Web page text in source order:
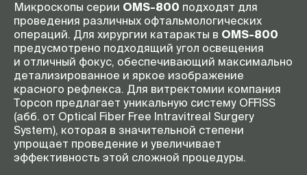
Микроскопы серии OMS-800 подходят для
проведения различных офтальмологических
операций. Для хирургии катаракты в OMS-800
предусмотрено подходящий угол освещения
и отличный фокус, обеспечивающий максимально
детализированное и яркое изображение
красного рефлекса. Для витректомии компания
Topcon предлагает уникальную систему OFFISS
(абб. от Optical Fiber Free Intravitreal Surgery
System), которая в значительной степени
упрощает проведение и увеличивает
эффективность этой сложной процедуры.